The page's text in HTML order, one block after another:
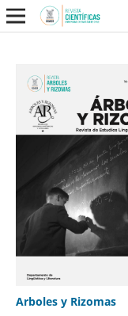
Arboles y Rizomas